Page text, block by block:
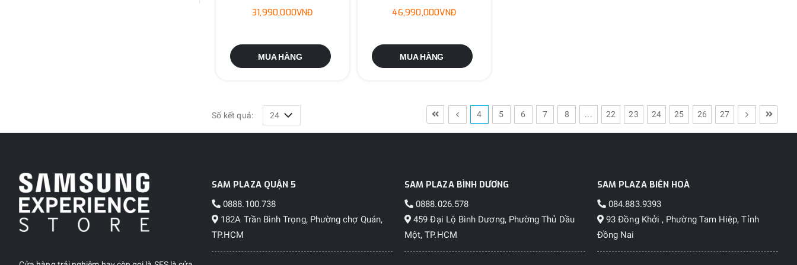
31,990,000VNĐ
MUA HÀNG
46,990,000VNĐ
MUA HÀNG
Số kết quả: 4 5 6 7 8 ... 22 23 24 25 26 27
SAM PLAZA QUẬN 5
0888.100.738
182A Trần Bình Trọng, Phường chợ Quán,
TP.HCM
SAM PLAZA BÌNH DƯƠNG
0888.026.578
459 Đại Lộ Bình Dương, Phường Thủ Dầu
Một, TP.HCM
SAM PLAZA BIÊN HOÀ
084.883.9393
93 Đồng Khởi , Phường Tam Hiệp, Tỉnh
Đồng Nai